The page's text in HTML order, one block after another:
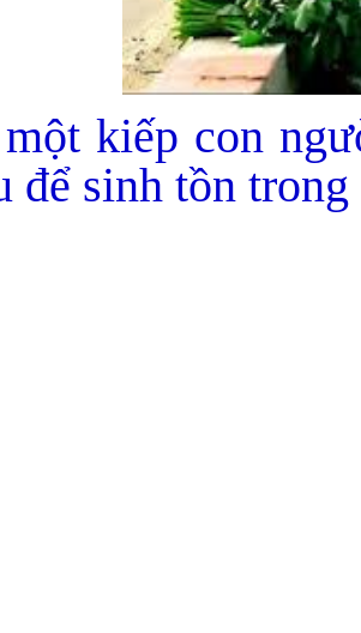
kiếp con
để sinh tồn